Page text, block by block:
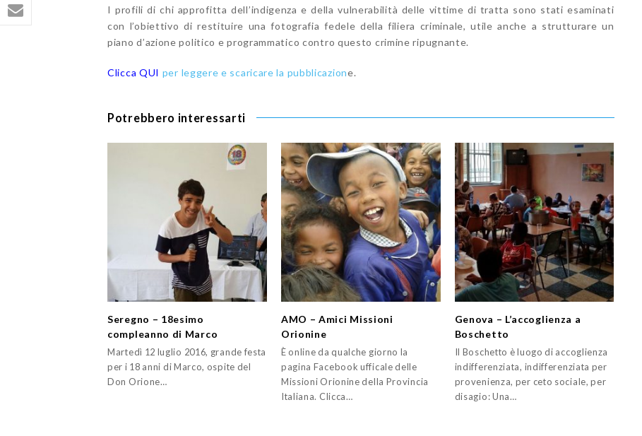
I profili di chi approfitta dell’indigenza e della vulnerabilità delle vittime di tratta sono stati esaminati
con l’obiettivo di restituire una fotografia fedele della filiera criminale, utile anche a strutturare un
piano d’azione politico e programmatico contro questo crimine ripugnante.
Clicca QUI per leggere e scaricare la pubblicazione.
Potrebbero interessarti
Seregno – 18esimo
compleanno di Marco
Martedì 12 luglio 2016, grande festa
per i 18 anni di Marco, ospite del
Don Orione…
AMO – Amici Missioni
Orionine
È online da qualche giorno la
pagina Facebook ufficale delle
Missioni Orionine della Provincia
Italiana. Clicca…
Genova – L’accoglienza a
Boschetto
Il Boschetto è luogo di accoglienza
indifferenziata, indifferenziata per
provenienza, per ceto sociale, per
disagio: Una…